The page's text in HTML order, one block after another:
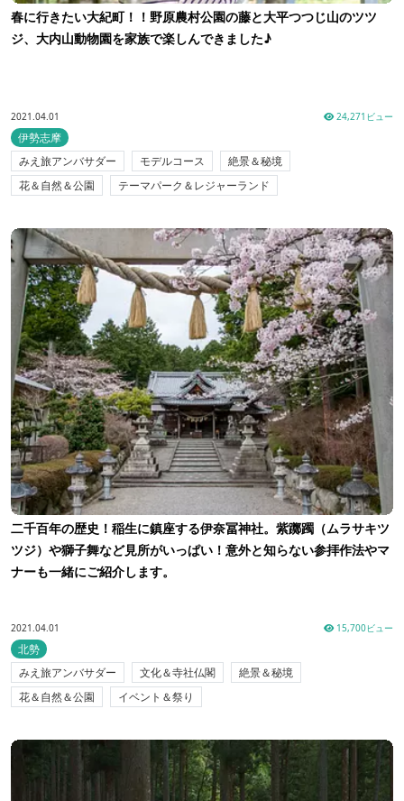
春に行きたい大紀町！！野原農村公園の藤と大平つつじ山のツツ
ジ、大内山動物園を家族で楽しんできました♪
2021.04.01 24,271ビュー
伊勢志摩
みえ旅アンバサダー
モデルコース
絶景＆秘境
花＆自然＆公園
テーマパーク＆レジャーランド
二千百年の歴史！稲生に鎮座する伊奈冨神社。紫躑躅（ムラサキツ
ツジ）や獅子舞など見所がいっぱい！意外と知らない参拝作法やマ
ナーも一緒にご紹介します。
2021.04.01 15,700ビュー
北勢
みえ旅アンバサダー
文化＆寺社仏閣
絶景＆秘境
花＆自然＆公園
イベント＆祭り